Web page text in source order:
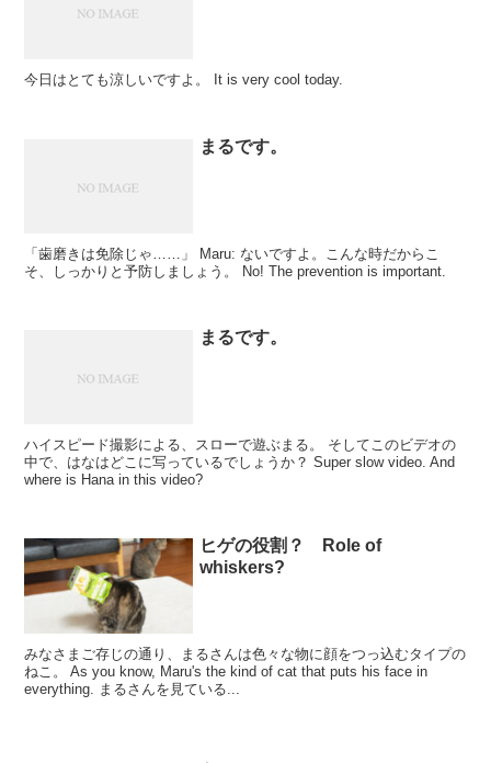
今日はとても涼しいですよ。 It is very cool today.
まるです。
「歯磨きは免除じゃ……」 Maru: ないですよ。こんな時だからこ
そ、しっかりと予防しましょう。 No! The prevention is important.
まるです。
ハイスピード撮影による、スローで遊ぶまる。 そしてこのビデオの
中で、はなはどこに写っているでしょうか？ Super slow video. And
where is Hana in this video?
ヒゲの役割？ Role of
whiskers?
みなさまご存じの通り、まるさんは色々な物に顔をつっ込むタイプの
ねこ。 As you know, Maru's the kind of cat that puts his face in
everything. まるさんを見ている...